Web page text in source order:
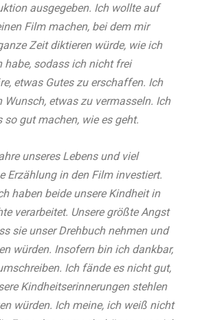
ausgegeben. Ich wollte auf
Film machen, bei dem mir
Zeit diktieren würde, wie ich
habe, sodass ich nicht frei
etwas Gutes zu erschaffen. Ich
Wunsch, etwas zu vermasseln. Ich
so gut machen, wie es geht.
unseres Lebens und viel
Erzählung in den Film investiert.
haben beide unsere Kindheit in
verarbeitet. Unsere größte Angst
sie unser Drehbuch nehmen und
würden. Insofern bin ich dankbar,
Ich fände es nicht gut,
Kindheitserinnerungen stehlen
würden. Ich meine, ich weiß nicht